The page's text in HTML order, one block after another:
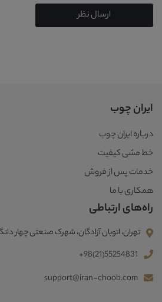
ارسال نظر
ایران چوب
درباره ایران چوب
خط مشی کیفیت
خدمات پس از فروش
همکاری با ما
راه‌های ارتباطی
تهران، اتوبان آزادگان، شهرک صنعتی چهار دانگه، گلشهر،
+98(21)55254831
support@iran-choob.com